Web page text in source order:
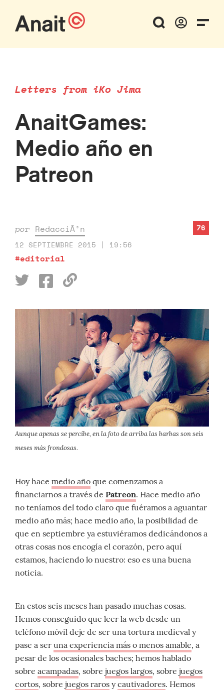
Letters from iKo Jima
AnaitGames:
Medio año en
Patreon
por RedacciÃ³n
12 SEPTIEMBRE 2015 | 19:56
#editorial
76
Aunque apenas se percibe, en la foto de arriba las barbas son seis
meses más frondosas.
Hoy hace medio año que comenzamos a
financiarnos a través de Patreon. Hace medio año
no teníamos del todo claro que fuéramos a aguantar
medio año más; hace medio año, la posibilidad de
que en septiembre ya estuviéramos dedicándonos a
otras cosas nos encogía el corazón, pero aquí
estamos, haciendo lo nuestro: eso es una buena
noticia.
En estos seis meses han pasado muchas cosas.
Hemos conseguido que leer la web desde un
teléfono móvil deje de ser una tortura medieval y
pase a ser una experiencia más o menos amable, a
pesar de los ocasionales baches; hemos hablado
sobre acampadas, sobre juegos largos, sobre juegos
cortos, sobre juegos raros ycautivadores. Hemos